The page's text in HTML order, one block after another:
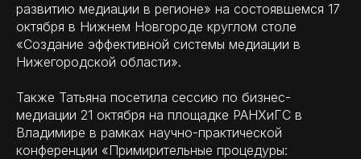
развитию медиации в регионе» на состоявшемся 17
октября в Нижнем Новгороде круглом столе
«Создание эффективной системы медиации в
Нижегородской области».
Также Татьяна посетила сессию по бизнес-
медиации 21 октября на площадке РАНХиГС в
Владимире в рамках научно-практической
конференции «Примирительные процедуры: